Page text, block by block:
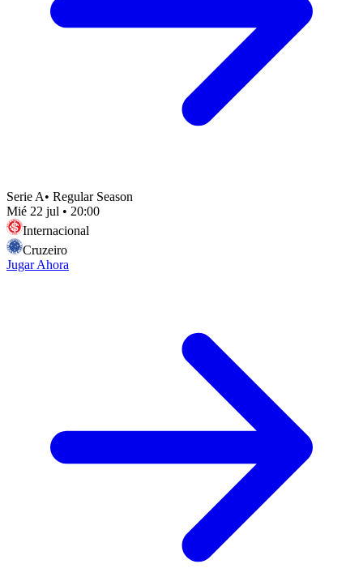
Serie A• Regular Season
Mié 22 jul • 20:00
Internacional
Cruzeiro
Jugar Ahora